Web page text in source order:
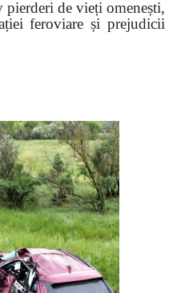
pierderi de vieți omenești,
feroviare și prejudicii